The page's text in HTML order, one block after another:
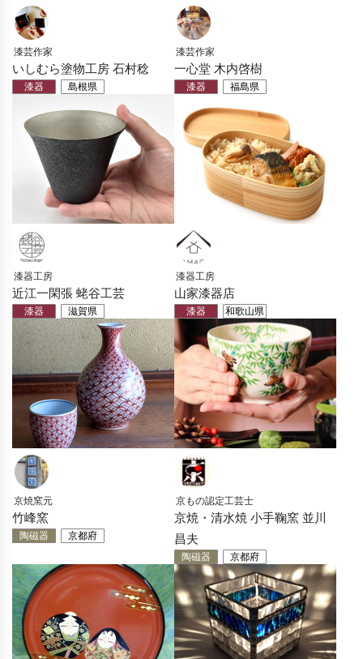
漆芸作家
いしむら塗物工房 石村稔
漆器 島根県
漆芸作家
一心堂 木内啓樹
漆器 福島県
漆器工房
近江一閑張 蛯谷工芸
漆器 滋賀県
漆器工房
山家漆器店
漆器 和歌山県
京焼窯元
竹峰窯
陶磁器 京都府
京もの認定工芸士
京焼・清水焼 小手鞠窯 並川
昌夫
陶磁器 京都府